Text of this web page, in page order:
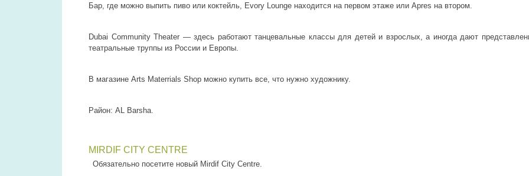
Бар, где можно выпить пиво или коктейль, Evory Lounge находится на первом этаже или Apres на втором.
Dubai Community Theater — здесь работают танцевальные классы для детей и взрослых, а иногда дают
театральные труппы из России и Европы.
В магазине Arts Materrials Shop можно купить все, что нужно художнику.
Район: AL Barsha.
MIRDIF CITY CENTRE
Обязательно посетите новый Mirdif City Centre.